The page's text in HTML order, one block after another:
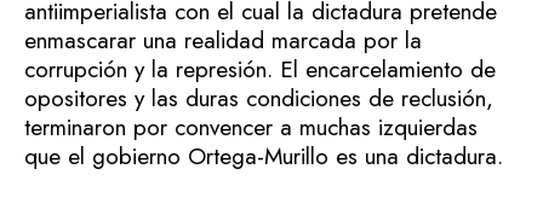
antiimperialista con el cual la dictadura pretende
enmascarar una realidad marcada por la
corrupción y la represión. El encarcelamiento de
opositores y las duras condiciones de reclusión,
terminaron por convencer a muchas izquierdas
que el gobierno Ortega-Murillo es una dictadura.